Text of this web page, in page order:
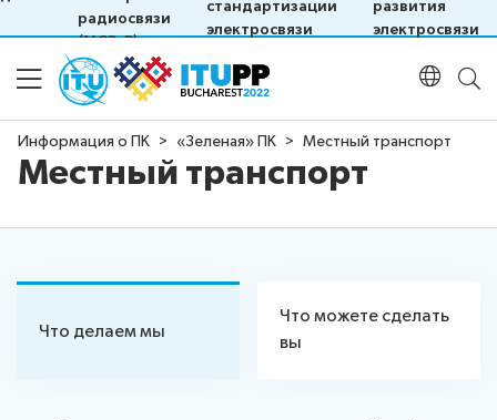
радиосвязи
(МСЭ-R)
стандартизации
электросвязи
развития
электросвязи
Информация о ПК
Информация
ПК-22
процесс
координация, график работы и
расписание
Информация о ПК «Зеленая» ПК Местный транспорт
Местный транспорт
Что делаем мы
Что можете сделать
вы